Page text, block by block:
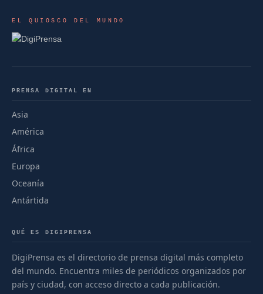
EL QUIOSCO DEL MUNDO
PRENSA DIGITAL EN
Asia
América
África
Europa
Oceanía
Antártida
QUÉ ES DIGIPRENSA
DigiPrensa es el directorio de prensa digital más completo
del mundo. Encuentra miles de periódicos organizados por
país y ciudad, con acceso directo a cada publicación.